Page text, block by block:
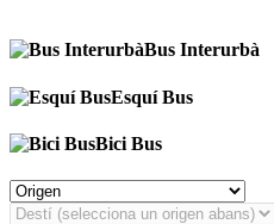
Bus Interurbà
Esquí Bus
Bici Bus